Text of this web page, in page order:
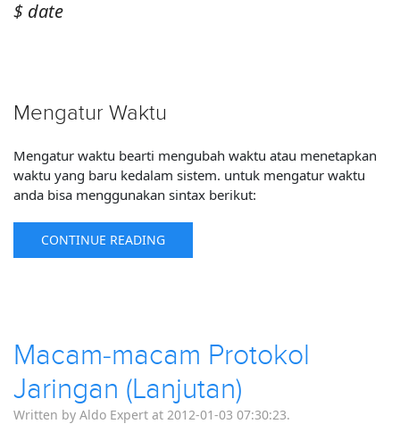
$ date
Mengatur Waktu
Mengatur waktu bearti mengubah waktu atau menetapkan
waktu yang baru kedalam sistem. untuk mengatur waktu
anda bisa menggunakan sintax berikut:
CONTINUE READING
Macam-macam Protokol
Jaringan (Lanjutan)
Written by Aldo Expert at 2012-01-03 07:30:23.